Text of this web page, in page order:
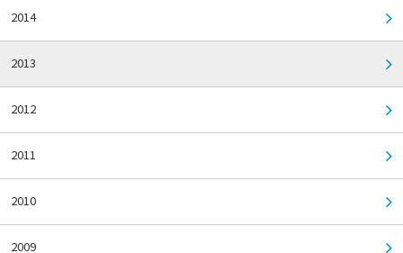
2014
2013
2012
2011
2010
2009